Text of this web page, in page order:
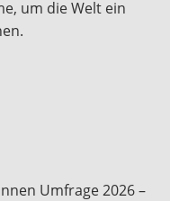
um die Welt ein
Umfrage 2026 –